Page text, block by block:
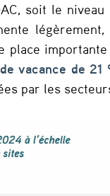
soit le
place
vacance de 21
par les